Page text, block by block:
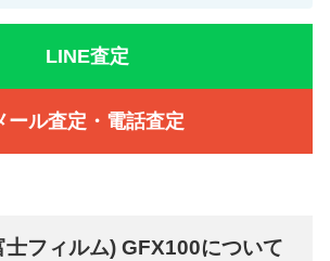
LINE査定
ール査定・電話査定
フィルム) GFX100について